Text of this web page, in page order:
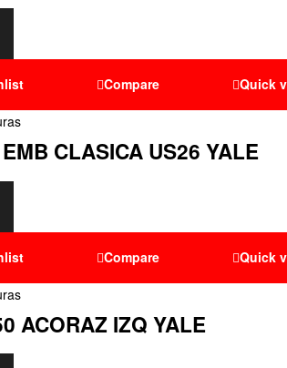
Compare Quick
CLASICA US26 YALE
Compare Quick
ACORAZ IZQ YALE